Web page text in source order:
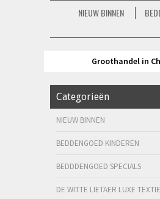
NIEUW BINNEN
Groothandel in
Categorieën
NIEUW BINNEN
BEDDENGOED KINDEREN
BEDDDENGOED SPECIALS
DE WITTE LIETAER LUXE